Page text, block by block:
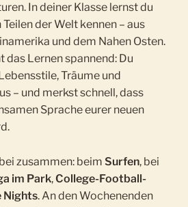
In deiner Klasse lernst du
der Welt kennen – aus
und dem Nahen Osten.
das Lernen spannend: Du
Träume und
– und merkst schnell, dass
Sprache eurer neuen
zusammen: beimSurfen, bei
im Park,College-Football-
Nights. An den Wochenenden